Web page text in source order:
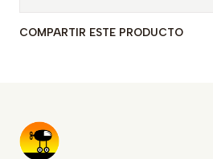
COMPARTIR ESTE PRODUCTO